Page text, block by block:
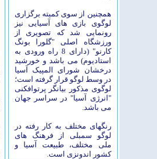
همچنین از سوی کمیته برگزاری
لوگوی بازی های آسیایی نیز
رونمایی شد که تصویری از
ورزشگاه اصلی "گلورا بونگ
کارنو" (دارای 8 راه ورودی به
استادیوم) می باشد و خورشید
درخشان شورای المپیک آسیا
در وسط لوگو قرار گرفته است؛
لوگوی مذکور بیانگر پرتوافکنی
"انرژی آسیا" در سراسر جهان
می باشد.
رنگهای مختلف به کار رفته در
لوگو سمبلی از فرهنگ های
ملی مختلف، طبیعت آسیا و
کشور اندونزی است.